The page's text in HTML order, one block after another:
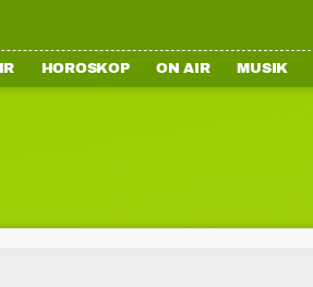
HOROSKOP ON AIR MUSIK